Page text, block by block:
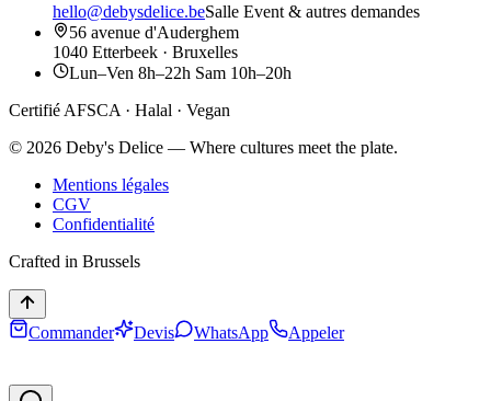
hello@debysdelice.beSalle Event & autres demandes
56 avenue d'Auderghem
1040 Etterbeek · Bruxelles
Lun–Ven 8h–22h Sam 10h–20h
Certifié AFSCA · Halal · Vegan
© 2026 Deby's Delice — Where cultures meet the plate.
Mentions légales
CGV
Confidentialité
Crafted in Brussels
Commander Devis WhatsApp Appeler